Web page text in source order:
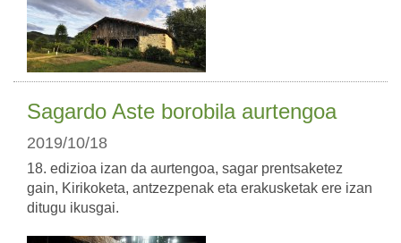
Sagardo Aste borobila aurtengoa
2019/10/18
18. edizioa izan da aurtengoa, sagar prentsaketez
gain, Kirikoketa, antzezpenak eta erakusketak ere izan
ditugu ikusgai.